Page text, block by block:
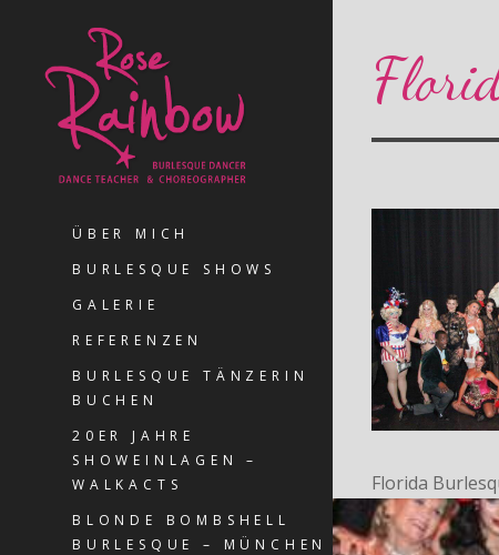
ÜBER MICH
BURLESQUE SHOWS
GALERIE
REFERENZEN
BURLESQUE TÄNZERIN
BUCHEN
20ER JAHRE
SHOWEINLAGEN –
WALKACTS
BLONDE BOMBSHELL
BURLESQUE – MÜNCHEN
Florida